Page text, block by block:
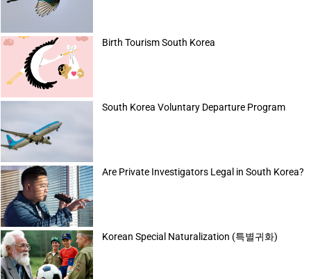
Birth Tourism South Korea
South Korea Voluntary Departure Program
Are Private Investigators Legal in South Korea?
Korean Special Naturalization (특별귀화)